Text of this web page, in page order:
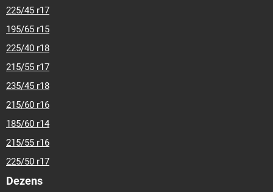
225/45 r17
195/65 r15
225/40 r18
215/55 r17
235/45 r18
215/60 r16
185/60 r14
215/55 r16
225/50 r17
Dezens